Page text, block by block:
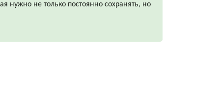
нужно не только постоянно сохранять, но